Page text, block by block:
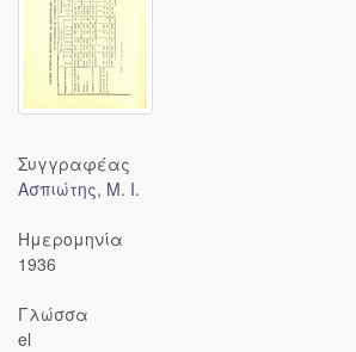
Συγγραφέας
Ασπιώτης, Μ. Ι.
Ημερομηνία
1936
Γλώσσα
el